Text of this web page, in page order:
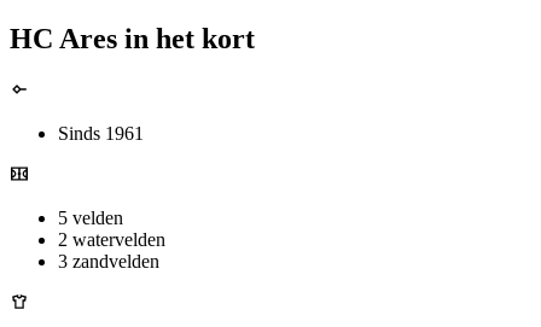
HC Ares in het kort
Sinds 1961
5 velden
2 watervelden
3 zandvelden